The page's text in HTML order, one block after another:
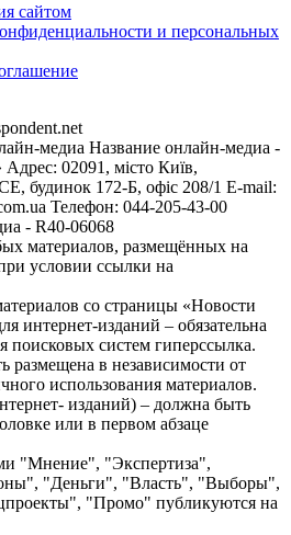
сайтом
и персональных
медиа Название онлайн-медиа -
02091, місто Київ,
172-Б, офіс 208/1 E-mail:
Телефон: 044-205-43-00
- R40-06068
материалов, размещённых на
условии ссылки на
со страницы «Новости
интернет-изданий – обязательна
поисковых систем гиперссылка.
размещена в независимости от
использования материалов.
изданий) – должна быть
или в первом абзаце
"Мнение", "Экспертиза",
"Деньги", "Власть", "Выборы",
"Промо" публикуются на